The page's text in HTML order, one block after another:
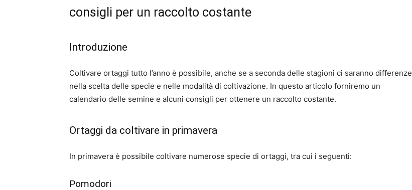
consigli per un raccolto costante
Introduzione
Coltivare ortaggi tutto l’anno è possibile, anche se a seconda delle stagioni ci saranno differenze
nella scelta delle specie e nelle modalità di coltivazione. In questo articolo forniremo un
calendario delle semine e alcuni consigli per ottenere un raccolto costante.
Ortaggi da coltivare in primavera
In primavera è possibile coltivare numerose specie di ortaggi, tra cui i seguenti:
Pomodori